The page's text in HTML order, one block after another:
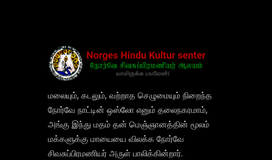
மலையும், கடலும், வற்றாத செழுமையும் நிறைந்த
நோர்வே நாட்டின் ஒஸ்லோ எனும் தலைநகரமாம்,
அங்கு இந்து மதம் தன் மெஞ்ஞானத்தின் மூலம்
மக்களுக்கு மாயையை விலக்க நோர்வே
சிவசுப்பிரமணியர் அருள் பாலிக்கின்றார்.